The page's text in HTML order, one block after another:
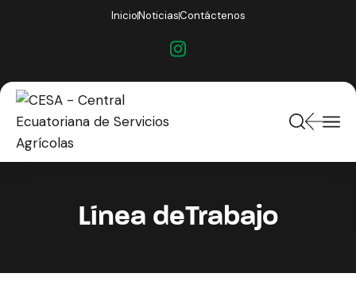
InicioNoticiasContáctenos
Línea deTrabajo